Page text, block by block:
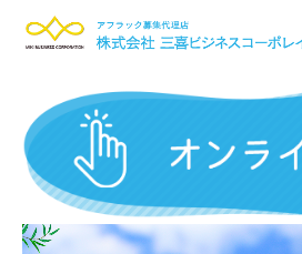
会社案内
商品一覧
店舗案内